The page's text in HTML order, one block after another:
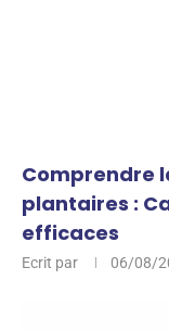
Comprendre
plantaires :
efficaces
Ecrit par 06/08/